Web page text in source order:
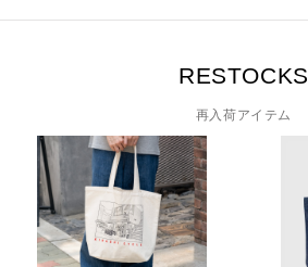
RESTOCKS
再入荷アイテム